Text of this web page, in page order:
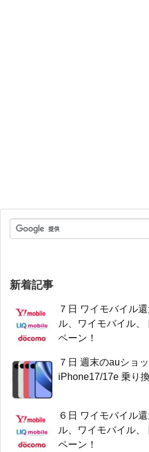
新着記事
７日 ワイモバイル
ル、ワイモバイル
ペーン！
７日 週末のauショ
iPhone17/17e 乗り
６日 ワイモバイル
ル、ワイモバイル
ペーン！